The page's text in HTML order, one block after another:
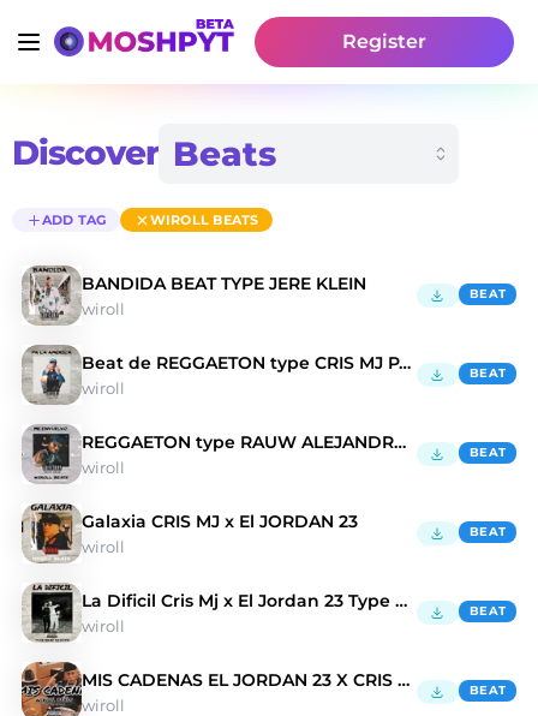
Register
Discover
ADD TAG WIROLL BEATS
BANDIDA BEAT TYPE JERE KLEIN
wiroll
BEAT
Beat de REGGAETON type CRIS MJ PA LA AMERICA
wiroll
BEAT
REGGAETON type RAUW ALEJANDRO ME ENVUELVO
wiroll
BEAT
Galaxia CRIS MJ x El JORDAN 23
wiroll
BEAT
La Dificil Cris Mj x El Jordan 23 Type Beat
wiroll
BEAT
MIS CADENAS EL JORDAN 23 X CRIS MJ TYPE BEATS
wiroll
BEAT